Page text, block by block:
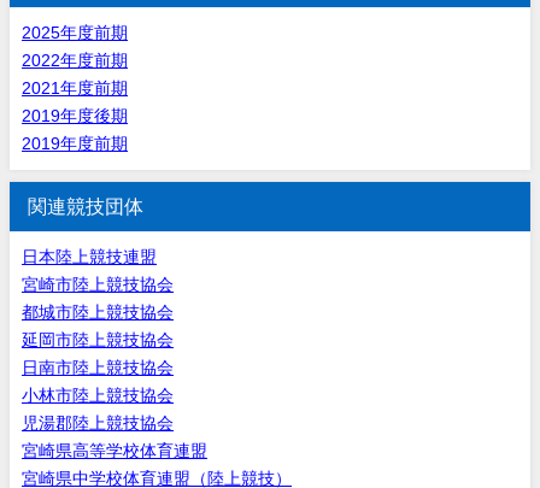
2025年度前期
2022年度前期
2021年度前期
2019年度後期
2019年度前期
関連競技団体
日本陸上競技連盟
宮崎市陸上競技協会
都城市陸上競技協会
延岡市陸上競技協会
日南市陸上競技協会
小林市陸上競技協会
児湯郡陸上競技協会
宮崎県高等学校体育連盟
宮崎県中学校体育連盟（陸上競技）